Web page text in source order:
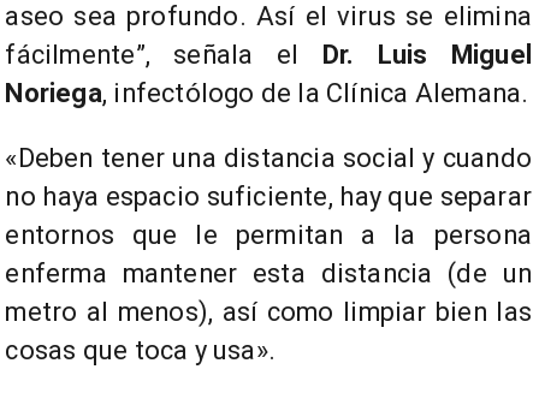
aseo sea profundo. Así el virus se elimina
fácilmente”, señala el
Dr. Luis Miguel
Noriega, infectólogo de la Clínica Alemana.
«Deben tener una distancia social y cuando
no haya espacio suficiente, hay que separar
entornos que le permitan a la persona
enferma mantener esta distancia (de un
metro al menos), así como limpiar bien las
cosas que toca y usa».